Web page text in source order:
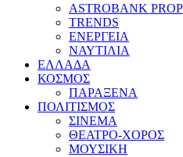
ASTROBANK
TRENDS
ΕΝΕΡΓΕΙΑ
ΝΑΥΤΙΛΙΑ
ΕΛΛΑΔΑ
ΚΟΣΜΟΣ
ΠΑΡΑΞΕΝΑ
ΠΟΛΙΤΙΣΜΟΣ
ΣΙΝΕΜΑ
ΘΕΑΤΡΟ-ΧΟΡΟΣ
ΜΟΥΣΙΚΗ